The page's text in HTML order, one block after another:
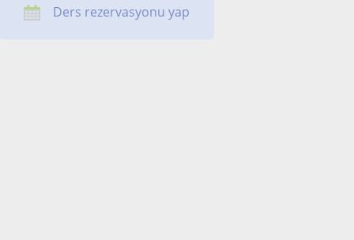
Ders rezervasyonu yap